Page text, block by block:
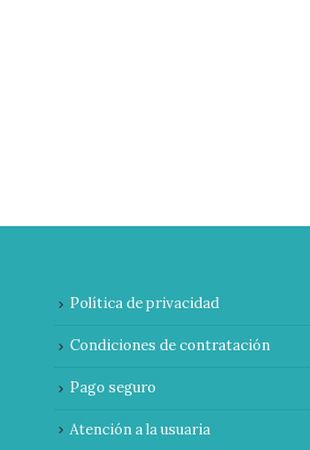
Política de privacidad
Condiciones de contratación
Pago seguro
Atención a la usuaria